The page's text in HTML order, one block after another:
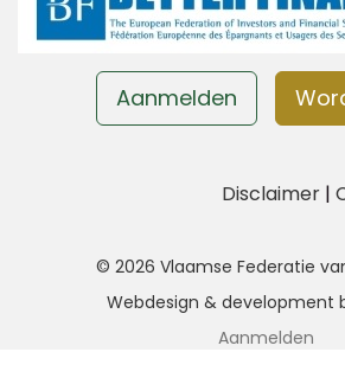
Aanmelden
Disclaimer |
© 2026 Vlaamse Federatie
Webdesign & development
Aanmelden